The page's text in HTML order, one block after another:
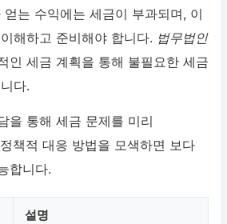
는 수익에는 세금이 부과되며, 이
해하고 준비해야 합니다. 법무법인
인 세금 계획을 통해 불필요한 세금
다.
을 통해 세금 문제를 미리
책적 대응 방법을 모색하면 보다
합니다.
설명